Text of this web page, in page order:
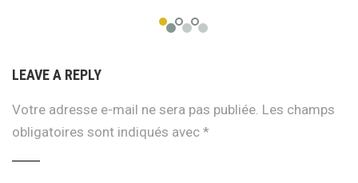
LEAVE A REPLY
Votre adresse e-mail ne sera pas publiée. Les champs
obligatoires sont indiqués avec *